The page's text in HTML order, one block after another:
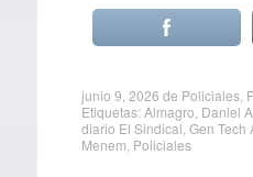
junio 9, 2026 de Policiales,
Etiquetas:Almagro Daniel
diario El Sindical Gen Tech
Menem Policiales